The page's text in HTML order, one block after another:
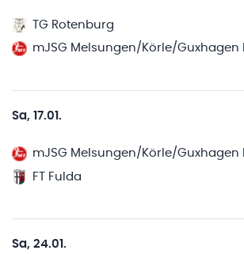
TG Rotenburg
mJSG Melsungen/Körle/Guxhagen II
Sa, 17.01.
mJSG Melsungen/Körle/Guxhagen II
FT Fulda
Sa, 24.01.